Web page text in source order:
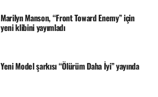
Marilyn Manson, “Front Toward Enemy” için
yeni klibini yayımladı
Yeni Model şarkısı “Ölürüm Daha İyi” yayında